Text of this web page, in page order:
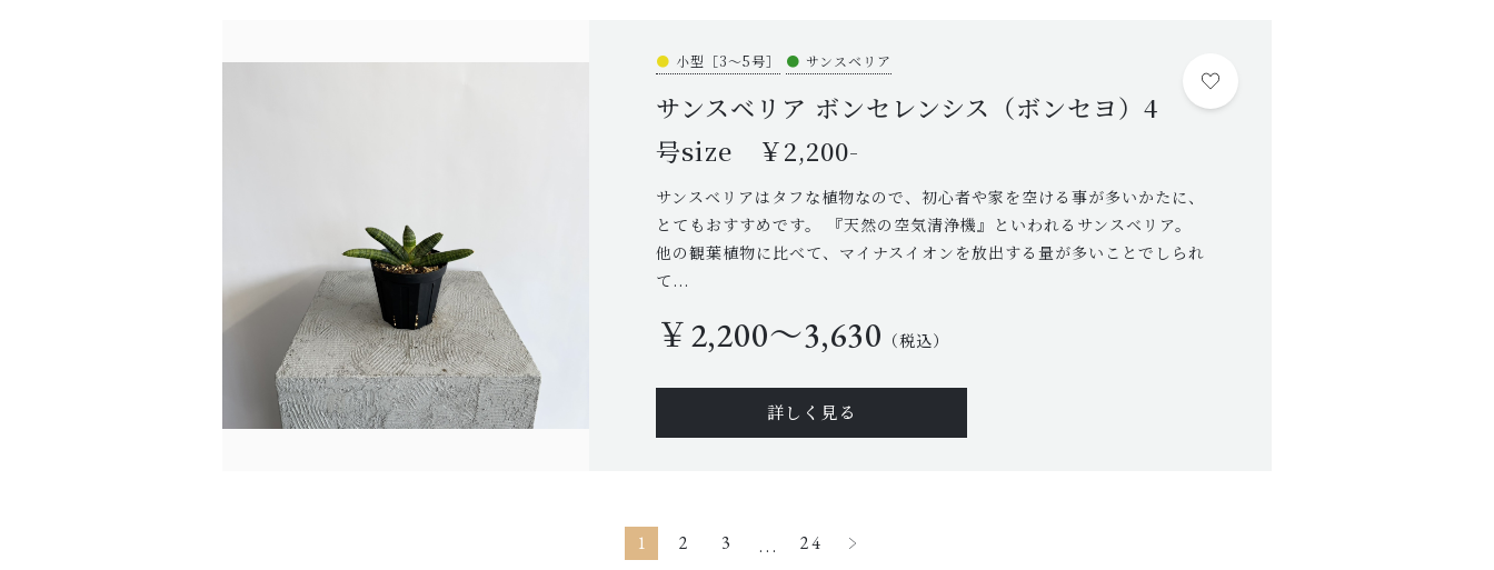
● 小型［3～5号］ ● サンスベリア
サンスベリア ボンセレンシス（ボンセヨ）4
号size ￥2,200-
サンスベリアはタフな植物なので、初心者や家を空ける事が多いかたに、
とてもおすすめです。 『天然の空気清浄機』といわれるサンスベリア。
他の観葉植物に比べて、マイナスイオンを放出する量が多いことでしられ
て...
￥2,200〜3,630 （税込）
詳しく見る
1 2 3 ... 24